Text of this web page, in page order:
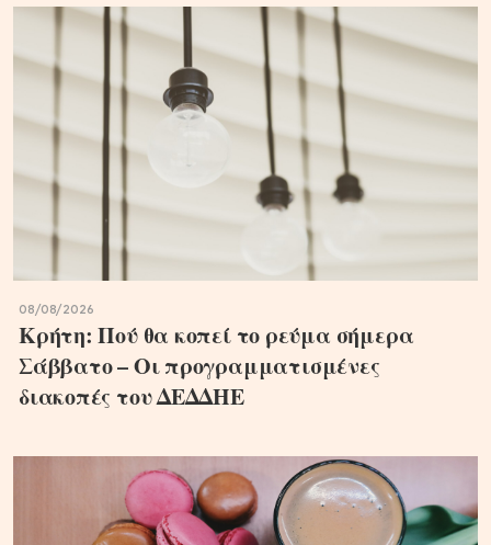
08/08/2026
Κρήτη: Πού θα κοπεί το ρεύμα σήμερα
Σάββατο – Οι προγραμματισμένες
διακοπές του ΔΕΔΔΗΕ